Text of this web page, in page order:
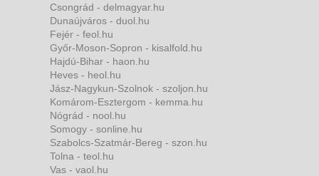
Csongrád - delmagyar.hu
Dunaújváros - duol.hu
Fejér - feol.hu
Győr-Moson-Sopron - kisalfold.hu
Hajdú-Bihar - haon.hu
Heves - heol.hu
Jász-Nagykun-Szolnok - szoljon.hu
Komárom-Esztergom - kemma.hu
Nógrád - nool.hu
Somogy - sonline.hu
Szabolcs-Szatmár-Bereg - szon.hu
Tolna - teol.hu
Vas - vaol.hu